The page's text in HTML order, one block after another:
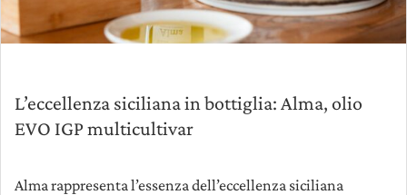
L’eccellenza siciliana in bottiglia: Alma, olio
EVO IGP multicultivar
Alma rappresenta l’essenza dell’eccellenza siciliana